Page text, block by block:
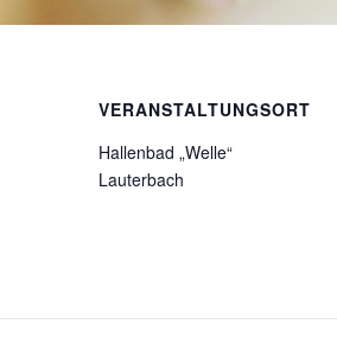
VERANSTALTUNGSORT
Hallenbad „Welle“
Lauterbach